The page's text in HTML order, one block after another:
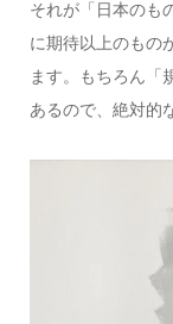
それが「日本のも
に期待以上のもの
ます。もちろん「
あるので、絶対的